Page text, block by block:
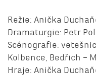
Režie: Anička
Dramaturgie: Petr
Scénografie:
Kolbence, Bedřich –
Hraje: Anička